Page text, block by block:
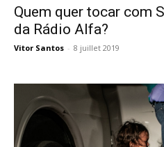
Quem quer tocar com
da Rádio Alfa?
Vitor Santos - 8 juillet 2019